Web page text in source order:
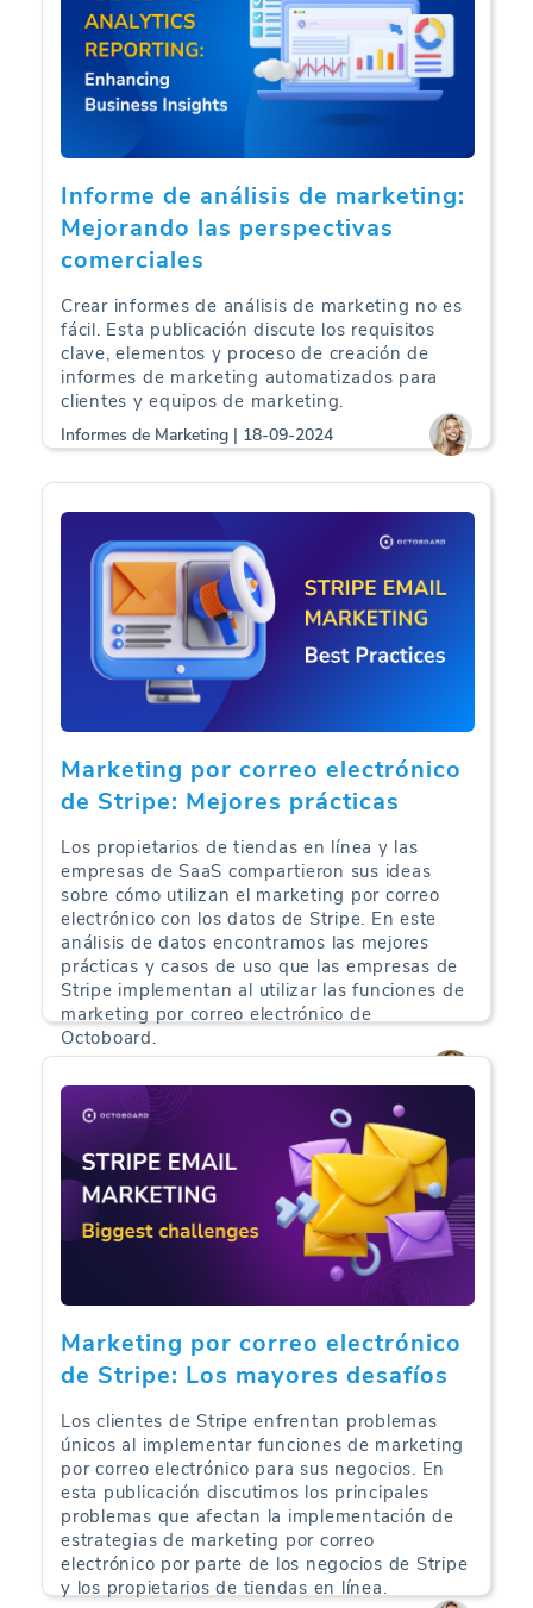
Informe de análisis de marketing:
Mejorando las perspectivas
comerciales
Crear informes de análisis de marketing no es
fácil. Esta publicación discute los requisitos
clave, elementos y proceso de creación de
informes de marketing automatizados para
clientes y equipos de marketing.
Informes de Marketing | 18-09-2024
Marketing por correo electrónico
de Stripe: Mejores prácticas
Los propietarios de tiendas en línea y las
empresas de SaaS compartieron sus ideas
sobre cómo utilizan el marketing por correo
electrónico con los datos de Stripe. En este
análisis de datos encontramos las mejores
prácticas y casos de uso que las empresas de
Stripe implementan al utilizar las funciones de
marketing por correo electrónico de
Octoboard.
Marketing por correo electrónico
de Stripe: Los mayores desafíos
Los clientes de Stripe enfrentan problemas
únicos al implementar funciones de marketing
por correo electrónico para sus negocios. En
esta publicación discutimos los principales
problemas que afectan la implementación de
estrategias de marketing por correo
electrónico por parte de los negocios de Stripe
y los propietarios de tiendas en línea.